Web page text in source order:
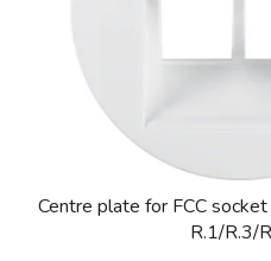
Centre plate for FCC
R.1/R.3/